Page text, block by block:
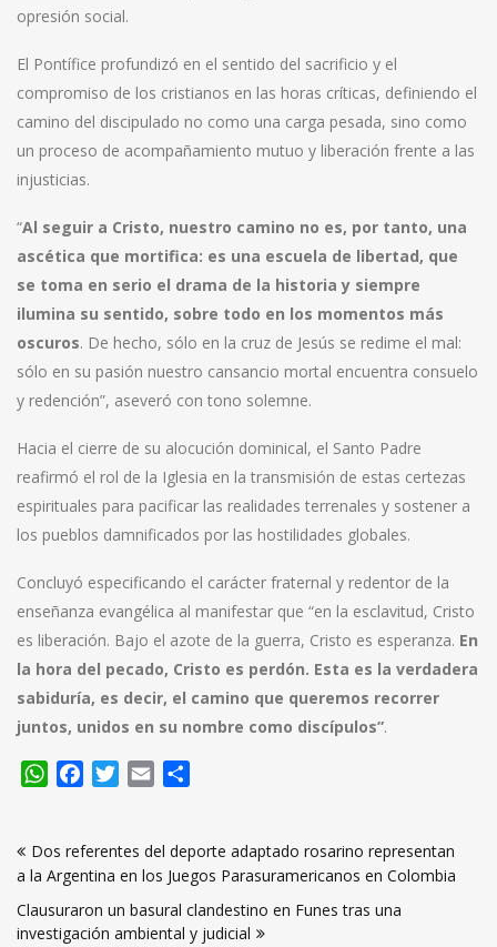
opresión social.
El Pontífice profundizó en el sentido del sacrificio y el
compromiso de los cristianos en las horas críticas, definiendo el
camino del discipulado no como una carga pesada, sino como
un proceso de acompañamiento mutuo y liberación frente a las
injusticias.
“Al seguir a Cristo, nuestro camino no es, por tanto, una
ascética que mortifica: es una escuela de libertad, que
se toma en serio el drama de la historia y siempre
ilumina su sentido, sobre todo en los momentos más
oscuros. De hecho, sólo en la cruz de Jesús se redime el mal:
sólo en su pasión nuestro cansancio mortal encuentra consuelo
y redención”, aseveró con tono solemne.
Hacia el cierre de su alocución dominical, el Santo Padre
reafirmó el rol de la Iglesia en la transmisión de estas certezas
espirituales para pacificar las realidades terrenales y sostener a
los pueblos damnificados por las hostilidades globales.
Concluyó especificando el carácter fraternal y redentor de la
enseñanza evangélica al manifestar que “en la esclavitud, Cristo
es liberación. Bajo el azote de la guerra, Cristo es esperanza. En
la hora del pecado, Cristo es perdón. Esta es la verdadera
sabiduría, es decir, el camino que queremos recorrer
juntos, unidos en su nombre como discípulos”.
WhatsApp
FacebookTwitter
Email
de
entradas
Dos referentes del deporte adaptado rosarino representan
a la Argentina en los Juegos Parasuramericanos en Colombia
Clausuraron un basural clandestino en Funes tras una
investigación ambiental y judicial